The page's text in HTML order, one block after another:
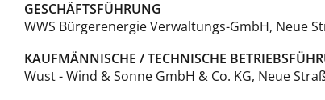
GESCHÄFTSFÜHRUNG
WWS Bürgerenergie Verwaltungs-GmbH, Neue
KAUFMÄNNISCHE / TECHNISCHE
Wust - Wind & Sonne GmbH & Co. KG, Neue